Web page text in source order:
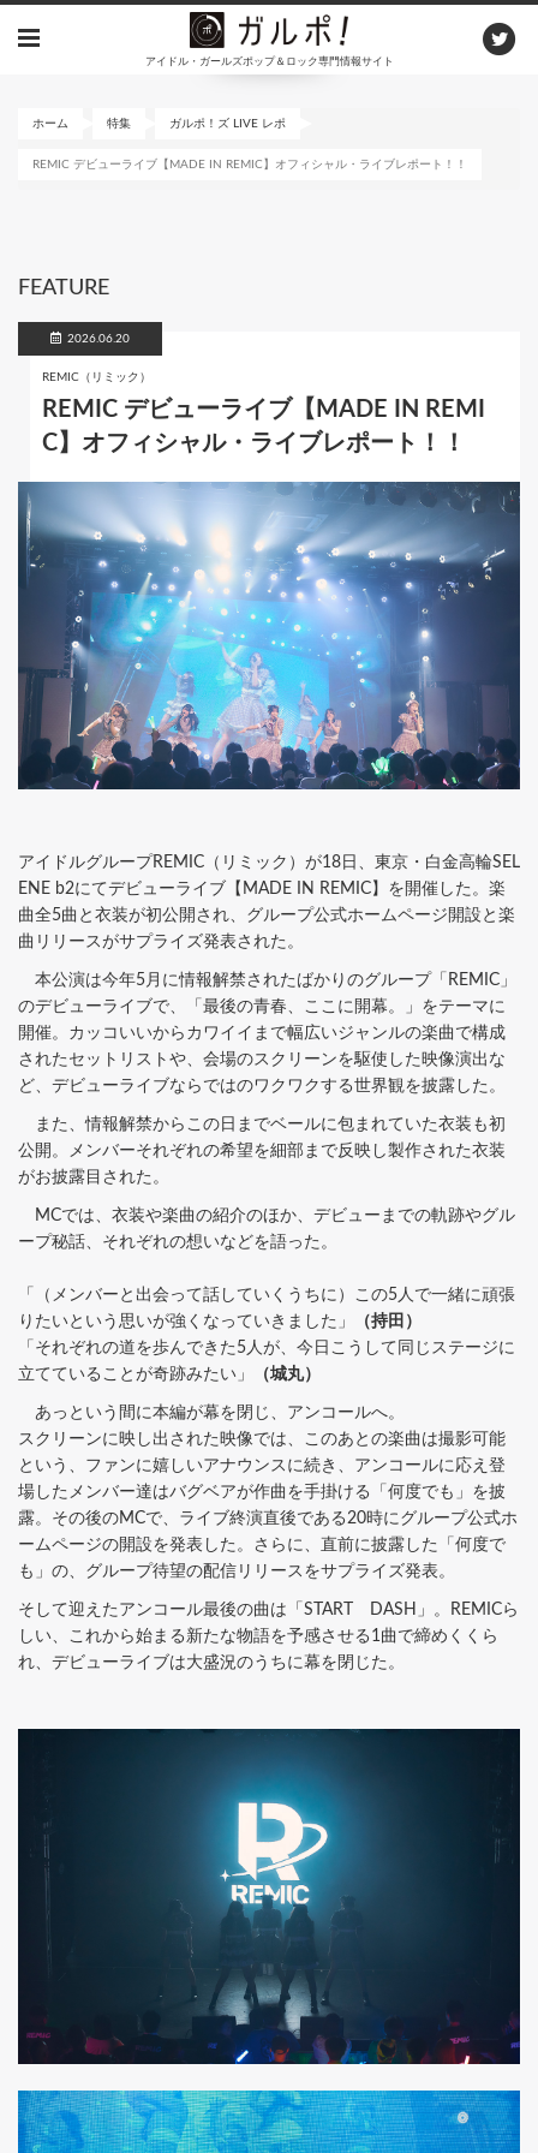
アイドル・ガールズポップ＆ロック専門情報サイト
ホーム 特集 ガルポ！ズ LIVE レポ
REMIC デビューライブ【MADE IN REMIC】オフィシャル・ライブレポート！！
FEATURE
2026.06.20
REMIC（リミック）
REMIC デビューライブ【MADE IN REMI
C】オフィシャル・ライブレポート！！
アイドルグループREMIC（リミック）が18日、東京・白金高輪SEL
ENE b2にてデビューライブ【MADE IN REMIC】を開催した。楽
曲全5曲と衣装が初公開され、グループ公式ホームページ開設と楽
曲リリースがサプライズ発表された。
本公演は今年5月に情報解禁されたばかりのグループ「REMIC」
のデビューライブで、「最後の青春、ここに開幕。」をテーマに
開催。カッコいいからカワイイまで幅広いジャンルの楽曲で構成
されたセットリストや、会場のスクリーンを駆使した映像演出な
ど、デビューライブならではのワクワクする世界観を披露した。
また、情報解禁からこの日までベールに包まれていた衣装も初
公開。メンバーそれぞれの希望を細部まで反映し製作された衣装
がお披露目された。
MCでは、衣装や楽曲の紹介のほか、デビューまでの軌跡やグル
ープ秘話、それぞれの想いなどを語った。
「（メンバーと出会って話していくうちに）この5人で一緒に頑張
りたいという思いが強くなっていきました」
（持田）
「それぞれの道を歩んできた5人が、今日こうして同じステージに
立てていることが奇跡みたい」
（城丸）
あっという間に本編が幕を閉じ、アンコールへ。
スクリーンに映し出された映像では、このあとの楽曲は撮影可能
という、ファンに嬉しいアナウンスに続き、アンコールに応え登
場したメンバー達はバグベアが作曲を手掛ける「何度でも」を披
露。その後のMCで、ライブ終演直後である20時にグループ公式ホ
ームページの開設を発表した。さらに、直前に披露した「何度で
も」の、グループ待望の配信リリースをサプライズ発表。
そして迎えたアンコール最後の曲は「START DASH」。REMICら
しい、これから始まる新たな物語を予感させる1曲で締めくくら
れ、デビューライブは大盛況のうちに幕を閉じた。